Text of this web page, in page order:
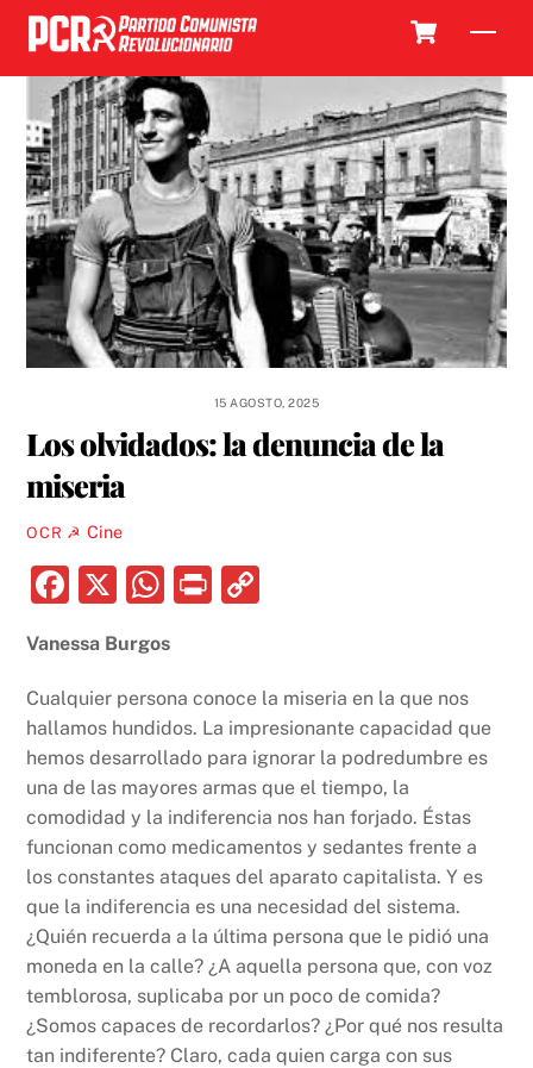
Skip
content
15 AGOSTO, 2025
Los olvidados: la denuncia de la
miseria
OCR ☭ Cine
F
c
e
b
o
o
k
X
W
at
s
A
p
p
P
y
Li
n
k
Vanessa Burgos
Cualquier persona conoce la miseria en la que nos
hallamos hundidos. La impresionante capacidad que
hemos desarrollado para ignorar la podredumbre es
una de las mayores armas que el tiempo, la
comodidad y la indiferencia nos han forjado. Éstas
funcionan como medicamentos y sedantes frente a
los constantes ataques del aparato capitalista. Y es
que la indiferencia es una necesidad del sistema.
¿Quién recuerda a la última persona que le pidió una
moneda en la calle? ¿A aquella persona que, con voz
temblorosa, suplicaba por un poco de comida?
¿Somos capaces de recordarlos? ¿Por qué nos resulta
tan indiferente? Claro, cada quien carga con sus